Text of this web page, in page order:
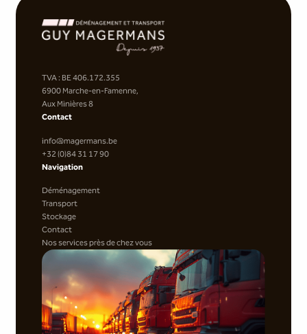
TVA : BE 406.172.355
6900 Marche-en-Famenne,
Aux Minières 8
Contact
info@magermans.be
+32 (0)84 31 17 90
Navigation
Déménagement
Transport
Stockage
Contact
Nos services près de chez vous